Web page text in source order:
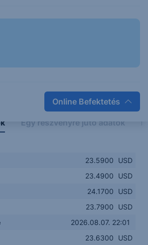
Online Befektetés
Egy részvényre jutó adatok
23.5900
USD
23.4900
USD
24.1700
USD
23.7900
USD
2026.08.07. 22:01
23.6300
USD